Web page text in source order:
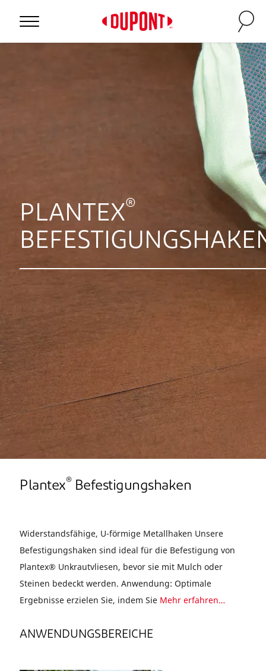
PLANTEX®
Plantex® Befestigungshaken
Widerstandsfähige, U-förmige Metallhaken Unsere
Befestigungshaken sind ideal für die Befestigung von
Plantex® Unkrautvliesen, bevor sie mit Mulch oder
Steinen bedeckt werden. Anwendung: Optimale
Ergebnisse erzielen Sie, indem Sie Mehr erfahren…
ANWENDUNGSBEREICHE